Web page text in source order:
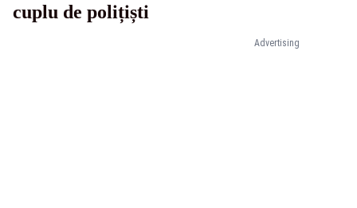
Advertising
cuplu de polițiști